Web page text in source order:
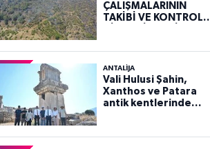
ÇALIŞMALARININ
TAKİBİ VE KONTROLÜ
ANTALIJA
Vali Hulusi Şahin,
Xanthos ve Patara
antik kentlerinde